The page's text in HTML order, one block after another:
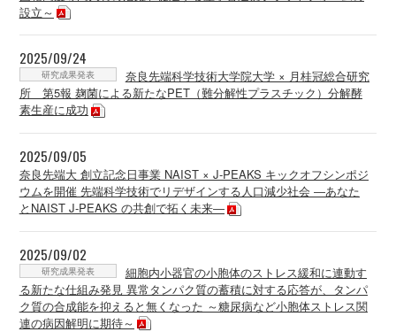
設立～
2025/09/24
研究成果発表
奈良先端科学技術大学院大学 × 月桂冠総合研究
所 第5報 麹菌による新たなPET（難分解性プラスチック）分解酵
素生産に成功
2025/09/05
奈良先端大 創立記念日事業 NAIST × J-PEAKS キックオフシンポジ
ウムを開催 先端科学技術でリデザインする人口減少社会 ―あなた
とNAIST J-PEAKS の共創で拓く未来―
2025/09/02
研究成果発表
細胞内小器官の小胞体のストレス緩和に連動す
る新たな仕組み発見 異常タンパク質の蓄積に対する応答が、タンパ
ク質の合成能を抑えると無くなった ～糖尿病など小胞体ストレス関
連の病因解明に期待～